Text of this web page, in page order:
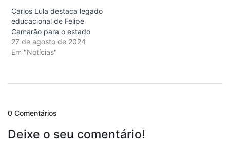
Carlos Lula destaca legado
educacional de Felipe
Camarão para o estado
27 de agosto de 2024
Em "Notícias"
0 Comentários
Deixe o seu comentário!